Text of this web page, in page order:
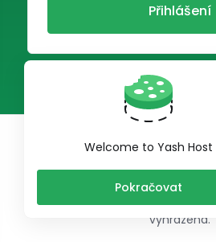
Přihlášení
Autorská práva © 2026 Yash
vyhrazena.
Čeština
Welcome to Yash Host
Pokračovat